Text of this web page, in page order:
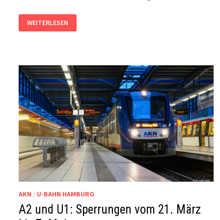
REAGIERT
AUF
ZÜGE
AUF
DER
A2
WEITERLESEN
AKN / U-BAHN HAMBURG
A2 und U1: Sperrungen vom 21. März